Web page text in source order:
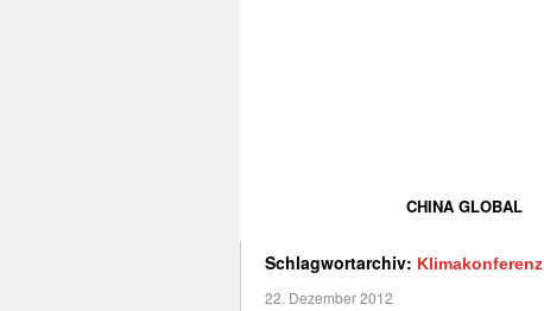
CHINA GLOBAL
Schlagwortarchiv: Klimakonferenz
22. Dezember 2012